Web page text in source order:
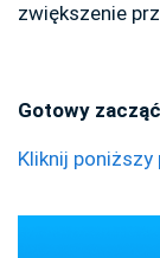
zwiększenie
Gotowy
Kliknij poniższy